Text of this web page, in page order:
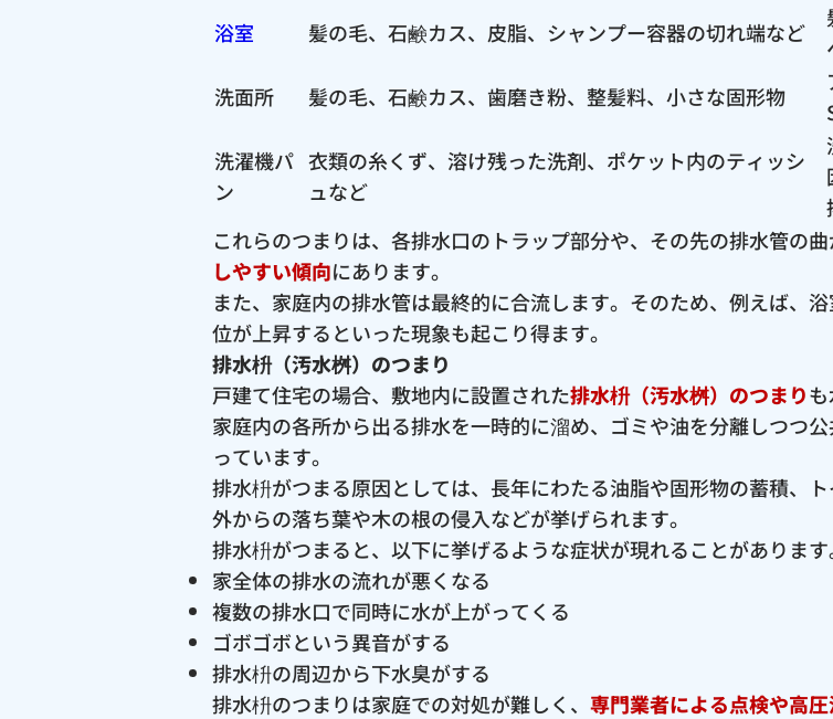
浴室
髪の毛、石鹸カス、皮脂、シャンプー容器の切れ端など
洗面所
髪の毛、石鹸カス、歯磨き粉、整髪料、小さな固形物
洗濯機パ
ン
衣類の糸くず、溶け残った洗剤、ポケット内のティッシ
ュなど
これらのつまりは、各排水口のトラップ部分や、その先の排水管の曲
しやすい傾向にあります。
また、家庭内の排水管は最終的に合流します。そのため、例えば、
位が上昇するといった現象も起こり得ます。
排水枡（汚水桝）のつまり
戸建て住宅の場合、敷地内に設置された排水枡（汚水桝）のつまり
家庭内の各所から出る排水を一時的に溜め、ゴミや油を分離しつつ
っています。
排水枡がつまる原因としては、長年にわたる油脂や固形物の蓄積、
外からの落ち葉や木の根の侵入などが挙げられます。
排水枡がつまると、以下に挙げるような症状が現れることがあります
家全体の排水の流れが悪くなる
複数の排水口で同時に水が上がってくる
ゴボゴボという異音がする
排水枡の周辺から下水臭がする
排水枡のつまりは家庭での対処が難しく、 専門業者による点検や高